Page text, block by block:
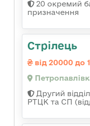
20 окремий
призначення
Стрілець
від 20000 до
Другий
РТЦК та СП